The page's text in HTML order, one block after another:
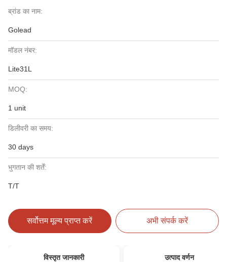
ब्रांड का नाम:
Golead
मॉडल नंबर:
Lite31L
MOQ:
1 unit
डिलीवरी का समय:
30 days
भुगतान की शर्तें:
T/T
सर्वोत्तम मूल्य प्राप्त करें अभी संपर्क करें
विस्तृत जानकारी उत्पाद वर्णन